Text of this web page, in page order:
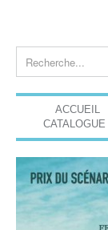
ACCUEIL
CATALOGUE